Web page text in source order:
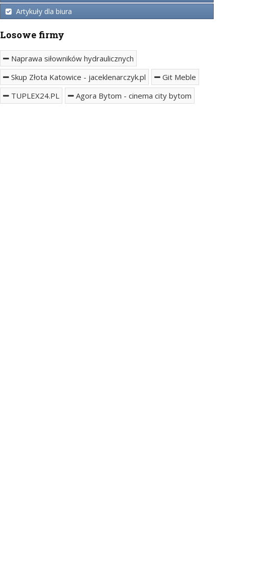
Artykuły dla biura
Losowe firmy
Naprawa siłowników hydraulicznych
Skup Złota Katowice - jaceklenarczyk.pl
Git Meble
TUPLEX24.PL
Agora Bytom - cinema city bytom